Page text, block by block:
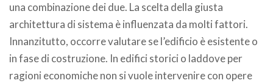
una combinazione dei due. La scelta della giusta
architettura di sistema è influenzata da molti fattori.
Innanzitutto, occorre valutare se l’edificio è esistente o
in fase di costruzione. In edifici storici o laddove per
ragioni economiche non si vuole intervenire con opere